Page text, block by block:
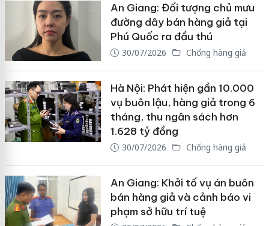
An Giang: Đối tượng chủ mưu
đường dây bán hàng giả tại
Phú Quốc ra đầu thú
30/07/2026 Chống hàng giả
Hà Nội: Phát hiện gần 10.000
vụ buôn lậu, hàng giả trong 6
tháng, thu ngân sách hơn
1.628 tỷ đồng
30/07/2026 Chống hàng giả
An Giang: Khởi tố vụ án buôn
bán hàng giả và cảnh báo vi
phạm sở hữu trí tuệ